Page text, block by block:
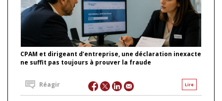
CPAM et dirigeant d’entreprise, une déclaration inexacte
ne suffit pas toujours à prouver la fraude
Lire
Réagir